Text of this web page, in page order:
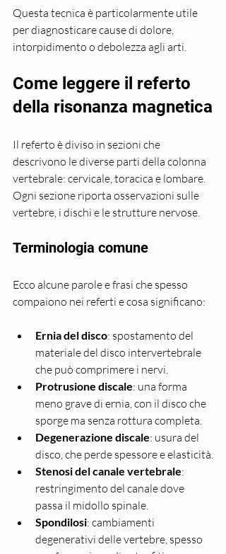
Questa tecnica è particolarmente utile
per diagnosticare cause di dolore,
intorpidimento o debolezza agli arti.
Come leggere il referto
della risonanza magnetica
Il referto è diviso in sezioni che
descrivono le diverse parti della colonna
vertebrale: cervicale, toracica e lombare.
Ogni sezione riporta osservazioni sulle
vertebre, i dischi e le strutture nervose.
Terminologia comune
Ecco alcune parole e frasi che spesso
compaiono nei referti e cosa significano:
Ernia del disco: spostamento del
materiale del disco intervertebrale
che può comprimere i nervi.
Protrusione discale: una forma
meno grave di ernia, con il disco che
sporge ma senza rottura completa.
Degenerazione discale: usura del
disco, che perde spessore e elasticità.
Stenosi del canale vertebrale:
restringimento del canale dove
passa il midollo spinale.
Spondilosi: cambiamenti
degenerativi delle vertebre, spesso